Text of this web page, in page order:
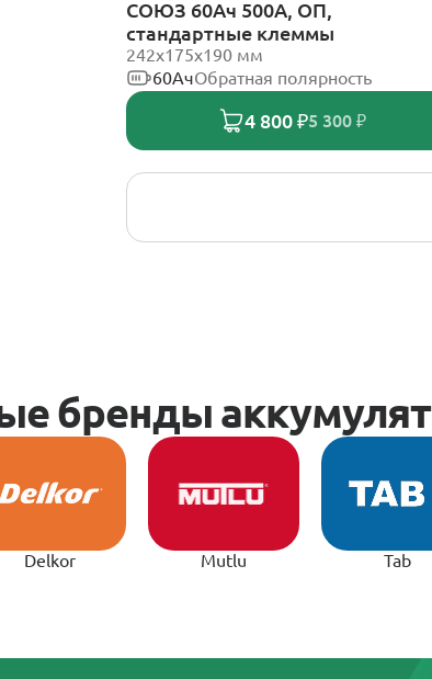
СОЮЗ 60Ач 500А, ОП,
стандартные клеммы
242x175x190 мм
60АчОбратная полярность
4 800 ₽5 300 ₽
Delkor Mutlu Tab